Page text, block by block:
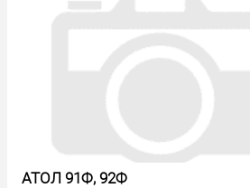
АТОЛ 91Ф, 92Ф